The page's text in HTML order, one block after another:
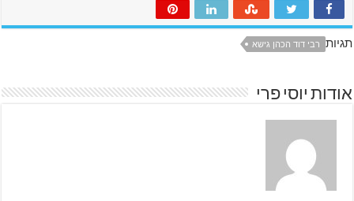
תגיות רבי דוד הכהן גישא
אודות יוסי פרי